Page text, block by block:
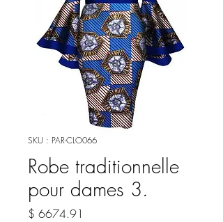
SKU : PAR-CLO066
Robe traditionnelle
pour dames 3.
$ 6674.91